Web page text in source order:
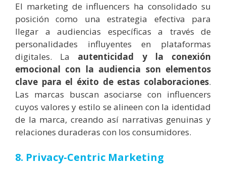
El marketing de influencers ha consolidado su
posición como una estrategia efectiva para
llegar a audiencias específicas a través de
personalidades influyentes en plataformas
digitales. La autenticidad y la conexión
emocional con la audiencia son elementos
clave para el éxito de estas colaboraciones.
Las marcas buscan asociarse con influencers
cuyos valores y estilo se alineen con la identidad
de la marca, creando así narrativas genuinas y
relaciones duraderas con los consumidores.
8. Privacy-Centric Marketing